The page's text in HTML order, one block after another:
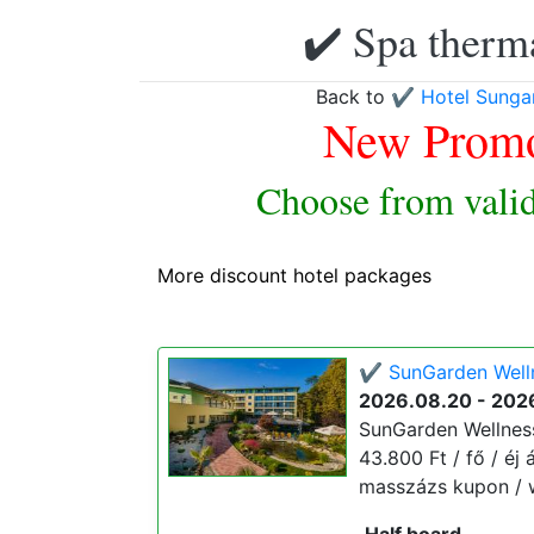
✔️ Spa
Back to ✔️ Hotel
New
Choose from
More discount hotel packages
✔️ SunGarden
2026.08.20 -
SunGarden
43.800 Ft / fő / éj
masszázs kupon /